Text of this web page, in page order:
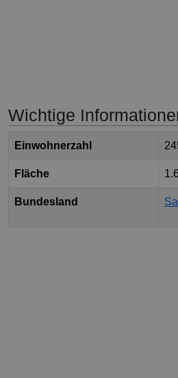
Wichtige
Einwohnerzahl
Fläche
Bundesland